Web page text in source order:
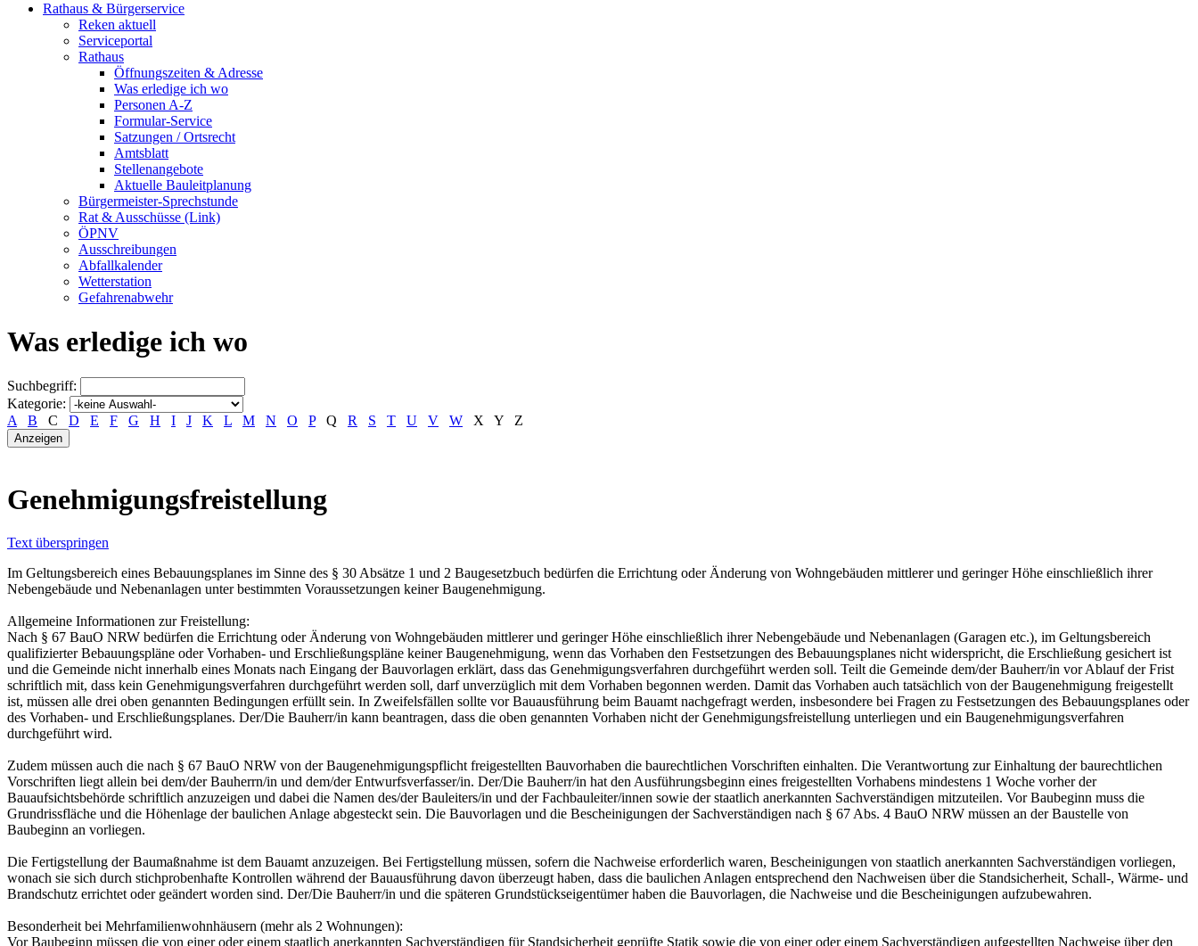
Rathaus & Bürgerservice
Reken aktuell
Serviceportal
Rathaus
Öffnungszeiten & Adresse
Was erledige ich wo
Personen A-Z
Formular-Service
Satzungen / Ortsrecht
Amtsblatt
Stellenangebote
Aktuelle Bauleitplanung
Bürgermeister-Sprechstunde
Rat & Ausschüsse (Link)
ÖPNV
Ausschreibungen
Abfallkalender
Wetterstation
Gefahrenabwehr
Was erledige ich wo
Suchbegriff:
Kategorie:
A
B C D E F G H I J K L M N O P Q R S T U V W X Y Z
Genehmigungsfreistellung
Text überspringen
Im Geltungsbereich eines Bebauungsplanes im Sinne des § 30 Absätze 1 und 2 Baugesetzbuch bedürfen die Errichtung oder Änderung von Wohngebäuden mittlerer und geringer Höhe einschließlich ihrer
Nebengebäude und Nebenanlagen unter bestimmten Voraussetzungen keiner Baugenehmigung.
Allgemeine Informationen zur Freistellung:
Nach § 67 BauO NRW bedürfen die Errichtung oder Änderung von Wohngebäuden mittlerer und geringer Höhe einschließlich ihrer Nebengebäude und Nebenanlagen (Garagen etc.), im Geltungsbereich
qualifizierter Bebauungspläne oder Vorhaben- und Erschließungspläne keiner Baugenehmigung, wenn das Vorhaben den Festsetzungen des Bebauungsplanes nicht widerspricht, die Erschließung gesichert ist
und die Gemeinde nicht innerhalb eines Monats nach Eingang der Bauvorlagen erklärt, dass das Genehmigungsverfahren durchgeführt werden soll. Teilt die Gemeinde dem/der Bauherr/in vor Ablauf der Frist
schriftlich mit, dass kein Genehmigungsverfahren durchgeführt werden soll, darf unverzüglich mit dem Vorhaben begonnen werden. Damit das Vorhaben auch tatsächlich von der Baugenehmigung freigestellt
ist, müssen alle drei oben genannten Bedingungen erfüllt sein. In Zweifelsfällen sollte vor Bauausführung beim Bauamt nachgefragt werden, insbesondere bei Fragen zu Festsetzungen des Bebauungsplanes oder
des Vorhaben- und Erschließungsplanes. Der/Die Bauherr/in kann beantragen, dass die oben genannten Vorhaben nicht der Genehmigungsfreistellung unterliegen und ein Baugenehmigungsverfahren
durchgeführt wird.
Zudem müssen auch die nach § 67 BauO NRW von der Baugenehmigungspflicht freigestellten Bauvorhaben die baurechtlichen Vorschriften einhalten. Die Verantwortung zur Einhaltung der baurechtlichen
Vorschriften liegt allein bei dem/der Bauherrn/in und dem/der Entwurfsverfasser/in. Der/Die Bauherr/in hat den Ausführungsbeginn eines freigestellten Vorhabens mindestens 1 Woche vorher der
Bauaufsichtsbehörde schriftlich anzuzeigen und dabei die Namen des/der Bauleiters/in und der Fachbauleiter/innen sowie der staatlich anerkannten Sachverständigen mitzuteilen. Vor Baubeginn muss die
Grundrissfläche und die Höhenlage der baulichen Anlage abgesteckt sein. Die Bauvorlagen und die Bescheinigungen der Sachverständigen nach § 67 Abs. 4 BauO NRW müssen an der Baustelle von
Baubeginn an vorliegen.
Die Fertigstellung der Baumaßnahme ist dem Bauamt anzuzeigen. Bei Fertigstellung müssen, sofern die Nachweise erforderlich waren, Bescheinigungen von staatlich anerkannten Sachverständigen vorliegen,
wonach sie sich durch stichprobenhafte Kontrollen während der Bauausführung davon überzeugt haben, dass die baulichen Anlagen entsprechend den Nachweisen über die Standsicherheit, Schall-, Wärme- und
Brandschutz errichtet oder geändert worden sind. Der/Die Bauherr/in und die späteren Grundstückseigentümer haben die Bauvorlagen, die Nachweise und die Bescheinigungen aufzubewahren.
Besonderheit bei Mehrfamilienwohnhäusern (mehr als 2 Wohnungen):
Vor Baubeginn müssen die von einer oder einem staatlich anerkannten Sachverständigen für Standsicherheit geprüfte Statik sowie die von einer oder einem Sachverständigen aufgestellten Nachweise über den